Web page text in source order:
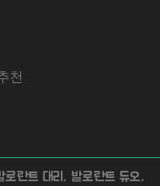
천
트 대리, 발로란트 듀오,